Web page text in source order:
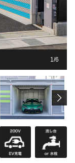
1/6
1 6
1 6
1 6
1 6
1 6